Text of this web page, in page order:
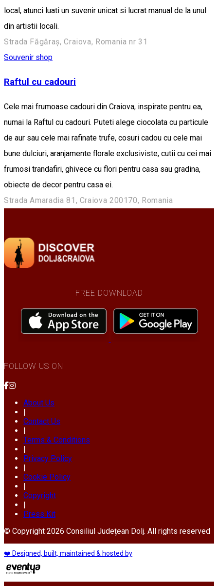
local, atunci luati un suvenir unicat si lucrat manual de la unul
din artistii locali.
Strada Făgăraș, Craiova, Romania nr 31
Souvenir shop
Raftul cu cadouri
Cele mai frumoase cadouri din Craiova, inspirate pentru ea,
numai la Raftul cu cadouri. Puteti alege ciocolata cu particule
de aur sau cele mai rafinate trufe, cosuri cadou cu cele mai
bune dulciuri, aranjamente florale exclusiviste, cutii cu cei mai
frumosi trandafiri, ghivece cu flori pentru casa sau gradina,
obiecte de decor pentru casa ei.
Strada Amaradia 81, Craiova 200170, Romania
FREE DOWNLOAD
FOLLOW US ON
About Us
Contact Us
Terms & Conditions
Privacy Policy
Cookie Policy
Copyright
Press Kit
© Copyright 2026 Consiliul Județean Dolj. All rights reserved
❤️ Designed, built, maintained & hosted by